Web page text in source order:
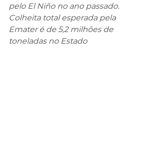
pelo El Niño no ano passado.
Colheita total esperada pela
Emater é de 5,2 milhões de
toneladas no Estado